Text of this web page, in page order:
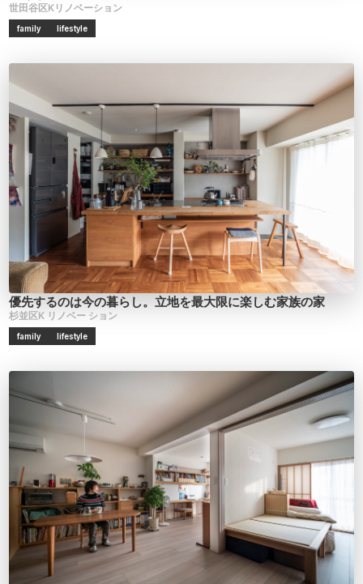
世田谷区Kリノベーション
family lifestyle
優先するのは今の暮らし。立地を最大限に楽しむ家族の家
杉並区K リノベー ション
family lifestyle